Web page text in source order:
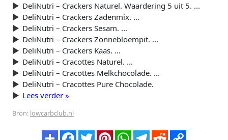
DeliNutri – Crackers Naturel. Waardering 5 uit 5. ...
DeliNutri – Crackers Zadenmix. ...
DeliNutri – Crackers Sesam. ...
DeliNutri – Crackers Zonnebloempit. ...
DeliNutri – Crackers Kaas. ...
DeliNutri – Cracottes Naturel. ...
DeliNutri – Cracottes Melkchocolade. ...
DeliNutri – Cracottes Pure Chocolade.
Lees verder »
Bron: lowcarbclub.nl